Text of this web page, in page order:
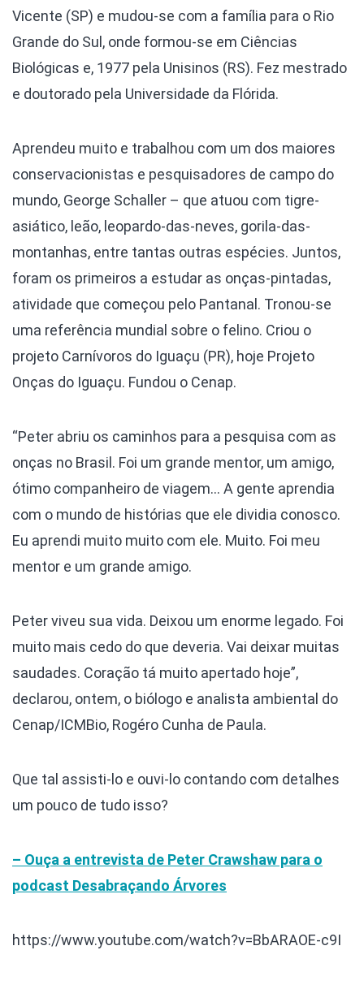
Vicente (SP) e mudou-se com a família para o Rio
Grande do Sul, onde formou-se em Ciências
Biológicas e, 1977 pela Unisinos (RS). Fez mestrado
e doutorado pela Universidade da Flórida.
Aprendeu muito e trabalhou com um dos maiores
conservacionistas e pesquisadores de campo do
mundo, George Schaller – que atuou com tigre-
asiático, leão, leopardo-das-neves, gorila-das-
montanhas, entre tantas outras espécies. Juntos,
foram os primeiros a estudar as onças-pintadas,
atividade que começou pelo Pantanal. Tronou-se
uma referência mundial sobre o felino. Criou o
projeto Carnívoros do Iguaçu (PR), hoje Projeto
Onças do Iguaçu. Fundou o Cenap.
“Peter abriu os caminhos para a pesquisa com as
onças no Brasil. Foi um grande mentor, um amigo,
ótimo companheiro de viagem… A gente aprendia
com o mundo de histórias que ele dividia conosco.
Eu aprendi muito muito com ele. Muito. Foi meu
mentor e um grande amigo.
Peter viveu sua vida. Deixou um enorme legado. Foi
muito mais cedo do que deveria. Vai deixar muitas
saudades. Coração tá muito apertado hoje”,
declarou, ontem, o biólogo e analista ambiental do
Cenap/ICMBio, Rogéro Cunha de Paula.
Que tal assisti-lo e ouvi-lo contando com detalhes
um pouco de tudo isso?
– Ouça a entrevista de Peter Crawshaw para o
podcast Desabraçando Árvores
https://www.youtube.com/watch?v=BbARAOE-c9I